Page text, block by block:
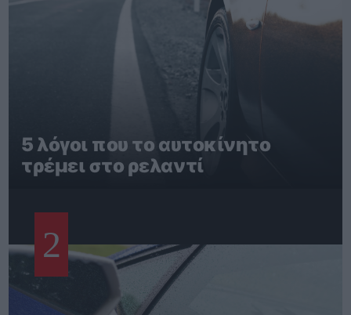
5 λόγοι που το αυτοκίνητο
τρέμει στο ρελαντί
2